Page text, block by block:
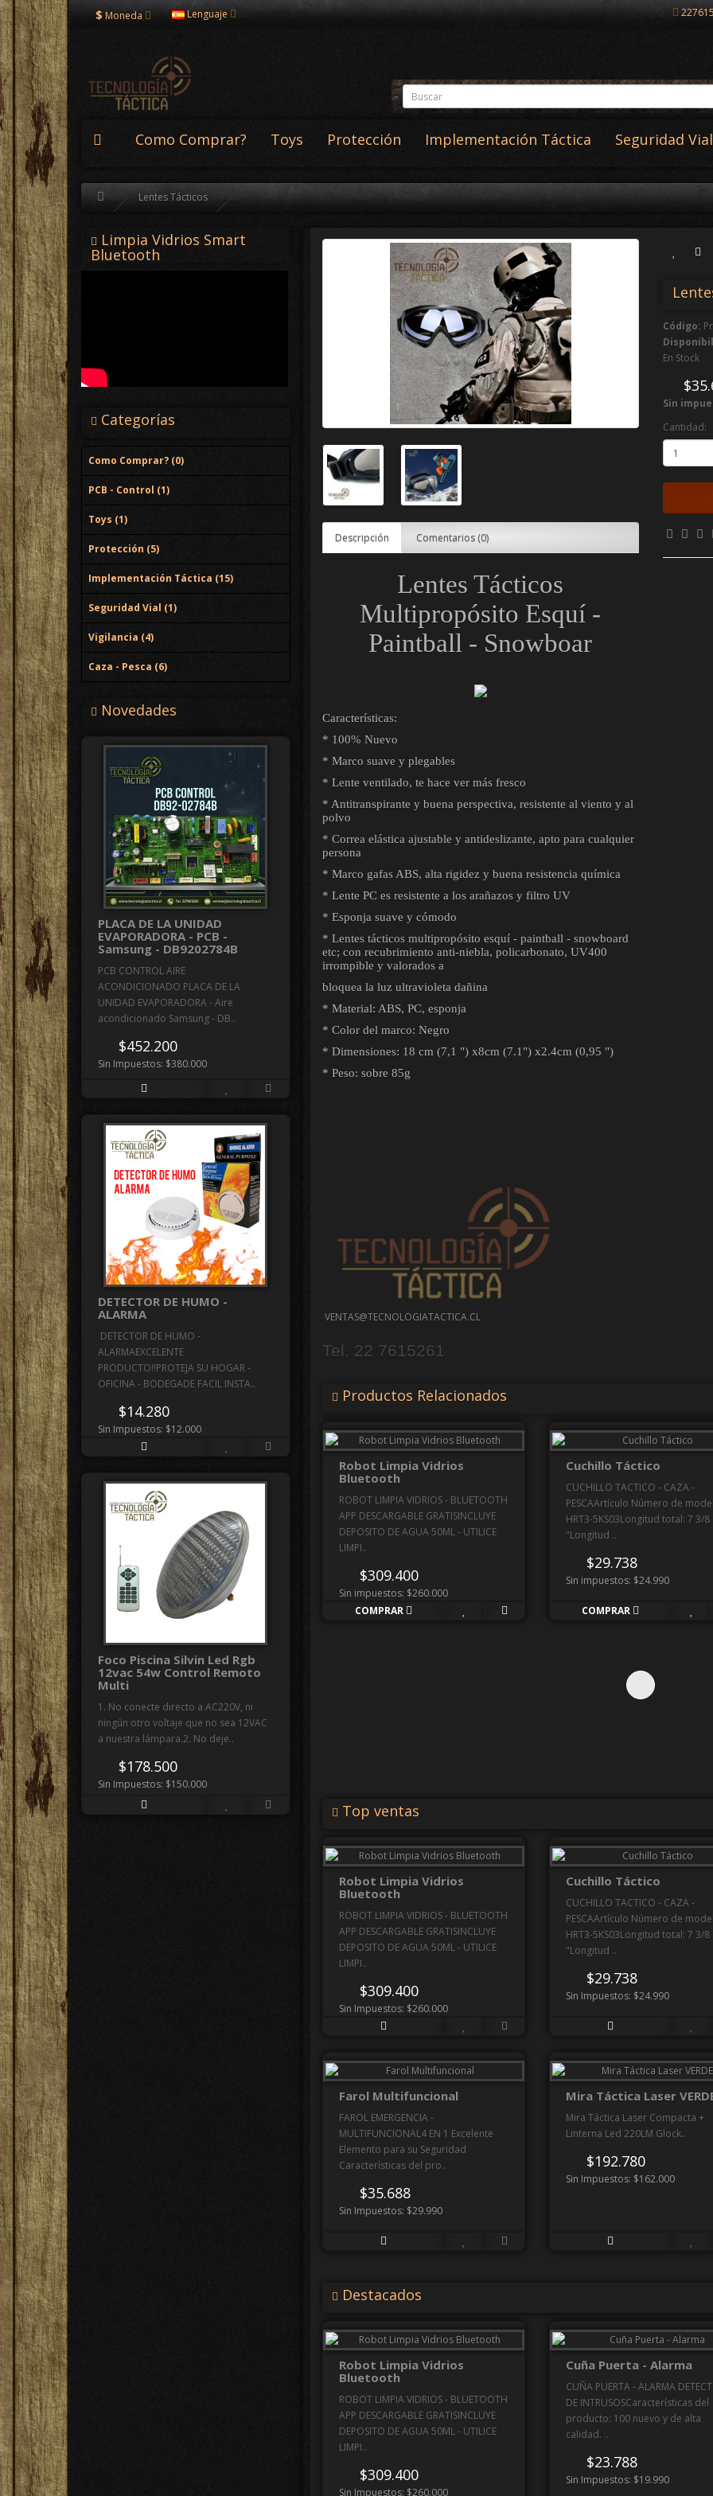
$ Moneda Lenguaje
Como Comprar? Toys Protección Implementación Táctica Seguridad Vial
Lentes Tácticos
Limpia Vidrios Smart
Bluetooth
Categorías
Como Comprar? (0)
PCB - Control (1)
Toys (1)
Protección (5)
Implementación Táctica (15)
Seguridad Vial (1)
Vigilancia (4)
Caza - Pesca (6)
Novedades
PLACA DE LA UNIDAD
EVAPORADORA - PCB -
Samsung - DB9202784B
PCB CONTROL AIRE
ACONDICIONADO PLACA DE LA
UNIDAD EVAPORADORA - Aire
acondicionado Samsung - DB..
$452.200
Sin Impuestos: $380.000
DETECTOR DE HUMO -
ALARMA
DETECTOR DE HUMO -
ALARMAEXCELENTE
PRODUCTO!!PROTEJA SU HOGAR -
OFICINA - BODEGADE FACIL INSTA..
$14.280
Sin Impuestos: $12.000
Foco Piscina Silvin Led Rgb
12vac 54w Control Remoto
Multi
1. No conecte directo a AC220V, ni
ningún otro voltaje que no sea 12VAC
a nuestra lámpara.2. No deje..
$178.500
Sin Impuestos: $150.000
Descripción Comentarios (0)
Lentes Tácticos
Multipropósito Esquí -
Paintball - Snowboar
Características:
* 100% Nuevo
* Marco suave y plegables
* Lente ventilado, te hace ver más fresco
* Antitranspirante y buena perspectiva, resistente al viento y al
polvo
* Correa elástica ajustable y antideslizante, apto para cualquier
persona
* Marco gafas ABS, alta rigidez y buena resistencia química
* Lente PC es resistente a los arañazos y filtro UV
* Esponja suave y cómodo
* Lentes tácticos multipropósito esquí - paintball - snowboard
etc; con recubrimiento anti-niebla, policarbonato, UV400
irrompible y valorados a
bloquea la luz ultravioleta dañina
* Material: ABS, PC, esponja
* Color del marco: Negro
* Dimensiones: 18 cm (7,1 ") x8cm (7.1") x2.4cm (0,95 ")
* Peso: sobre 85g
VENTAS@TECNOLOGIATACTICA.CL
Tel. 22 7615261
Código:
En Stock
Sin
Cantidad:
Productos Relacionados
Robot Limpia Vidrios
Bluetooth
ROBOT LIMPIA VIDRIOS - BLUETOOTH
APP DESCARGABLE GRATISINCLUYE
DEPOSITO DE AGUA 50ML - UTILICE
LIMPI..
$309.400
Sin impuestos: $260.000
COMPRAR
Cuchillo Táctico
CUCHILLO TACTICO - CAZA -
PESCAArtículo Número de
HRT3-5KS03Longitud total: 7 3/8
"Longitud ..
$29.738
Sin impuestos: $24.990
COMPRAR
Top ventas
Robot Limpia Vidrios
Bluetooth
ROBOT LIMPIA VIDRIOS - BLUETOOTH
APP DESCARGABLE GRATISINCLUYE
DEPOSITO DE AGUA 50ML - UTILICE
LIMPI..
$309.400
Sin Impuestos: $260.000
Cuchillo Táctico
CUCHILLO TACTICO - CAZA -
PESCAArtículo Número de
HRT3-5KS03Longitud total: 7 3/8
"Longitud ..
$29.738
Sin Impuestos: $24.990
Farol Multifuncional
FAROL EMERGENCIA -
MULTIFUNCIONAL4 EN 1 Excelente
Elemento para su Seguridad
Características del pro..
$35.688
Sin Impuestos: $29.990
Mira Táctica Laser
Mira Táctica Laser Compacta +
Linterna Led 220LM Glock..
$192.780
Sin Impuestos: $162.000
Destacados
Robot Limpia Vidrios
Bluetooth
ROBOT LIMPIA VIDRIOS - BLUETOOTH
APP DESCARGABLE GRATISINCLUYE
DEPOSITO DE AGUA 50ML - UTILICE
LIMPI..
$309.400
Sin Impuestos: $260.000
Cuña Puerta - Alarma
CUÑA PUERTA - ALARMA
DE INTRUSOSCaracterísticas del
producto: 100 nuevo y de alta
calidad. ..
$23.788
Sin Impuestos: $19.990